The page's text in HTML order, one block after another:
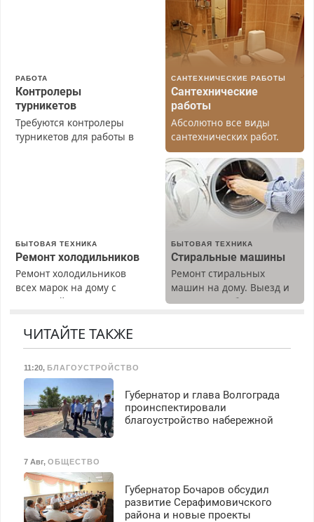
РАБОТА
Контролеры
турникетов
Требуются контролеры
турникетов для работы в
Ежемесячно
выплачивается денежная
премия. Возможно
бесплатное обучение,
транспортной
безопасности с з/п до
САНТЕХНИЧЕСКИЕ РАБОТЫ
Сантехнические
работы
Абсолютно все виды
сантехнических работ.
Быстро. Качественно.
Недорого.
БЫТОВАЯ ТЕХНИКА
Ремонт холодильников
Ремонт холодильников
всех марок на дому с
гарантией. Замена
Недорого. Без выходных.
Все районы. Скидка.
БЫТОВАЯ ТЕХНИКА
Стиральные машины
Ремонт стиральных
машин на дому. Выезд и
диагностика бесплатно.
ЧИТАЙТЕ ТАКЖЕ
11:20, БЛАГОУСТРОЙСТВО
Губернатор и глава Волгограда
проинспектировали
благоустройство набережной
7 Авг, ОБЩЕСТВО
Губернатор Бочаров обсудил
развитие Серафимовичского
района и новые проекты